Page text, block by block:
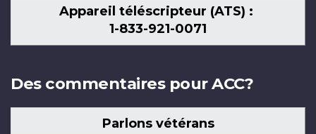
Appareil téléscripteur (ATS) :
1-833-921-0071
Des commentaires pour ACC?
Parlons vétérans